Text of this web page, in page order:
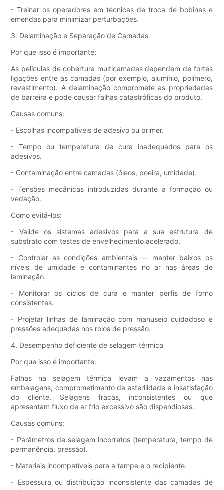
- Treinar os operadores em técnicas de troca de bobinas e
emendas para minimizar perturbações.
3. Delaminação e Separação de Camadas
Por que isso é importante:
As películas de cobertura multicamadas dependem de fortes
ligações entre as camadas (por exemplo, alumínio, polímero,
revestimento). A delaminação compromete as propriedades
de barreira e pode causar falhas catastróficas do produto.
Causas comuns:
- Escolhas incompatíveis de adesivo ou primer.
- Tempo ou temperatura de cura inadequados para os
adesivos.
- Contaminação entre camadas (óleos, poeira, umidade).
- Tensões mecânicas introduzidas durante a formação ou
vedação.
Como evitá-los:
- Valide os sistemas adesivos para a sua estrutura de
substrato com testes de envelhecimento acelerado.
- Controlar as condições ambientais — manter baixos os
níveis de umidade e contaminantes no ar nas áreas de
laminação.
- Monitorar os ciclos de cura e manter perfis de forno
consistentes.
- Projetar linhas de laminação com manuseio cuidadoso e
pressões adequadas nos rolos de pressão.
4. Desempenho deficiente de selagem térmica
Por que isso é importante:
Falhas na selagem térmica levam a vazamentos nas
embalagens, comprometimento da esterilidade e insatisfação
do cliente. Selagens fracas, inconsistentes ou que
apresentam fluxo de ar frio excessivo são dispendiosas.
Causas comuns:
- Parâmetros de selagem incorretos (temperatura, tempo de
permanência, pressão).
- Materiais incompatíveis para a tampa e o recipiente.
- Espessura ou distribuição inconsistente das camadas de